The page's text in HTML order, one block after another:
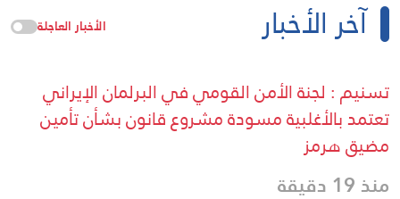
آخر الأخبار الأخبار العاجلة
تسنيم : لجنة الأمن القومي في البرلمان الإيراني
تعتمد بالأغلبية مسودة مشروع قانون بشأن تأمين
مضيق هرمز
منذ 19 دقيقة